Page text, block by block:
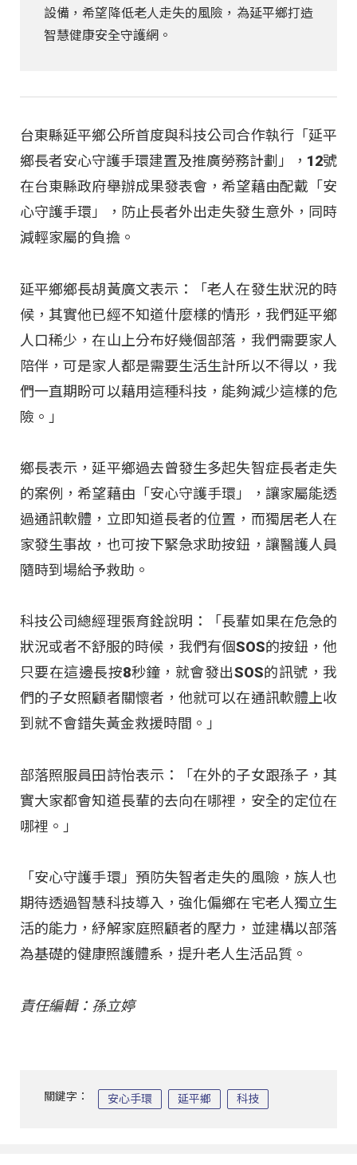
設備，希望降低老人走失的風險，為延平鄉打造
智慧健康安全守護網。
台東縣延平鄉公所首度與科技公司合作執行「延平
鄉長者安心守護手環建置及推廣勞務計劃」，12號
在台東縣政府舉辦成果發表會，希望藉由配戴「安
心守護手環」，防止長者外出走失發生意外，同時
減輕家屬的負擔。
延平鄉鄉長胡黃廣文表示：「老人在發生狀況的時
候，其實他已經不知道什麼樣的情形，我們延平鄉
人口稀少，在山上分布好幾個部落，我們需要家人
陪伴，可是家人都是需要生活生計所以不得以，我
們一直期盼可以藉用這種科技，能夠減少這樣的危
險。」
鄉長表示，延平鄉過去曾發生多起失智症長者走失
的案例，希望藉由「安心守護手環」，讓家屬能透
過通訊軟體，立即知道長者的位置，而獨居老人在
家發生事故，也可按下緊急求助按鈕，讓醫護人員
隨時到場給予救助。
科技公司總經理張育銓說明：「長輩如果在危急的
狀況或者不舒服的時候，我們有個SOS的按鈕，他
只要在這邊長按8秒鐘，就會發出SOS的訊號，我
們的子女照顧者關懷者，他就可以在通訊軟體上收
到就不會錯失黃金救援時間。」
部落照服員田詩怡表示：「在外的子女跟孫子，其
實大家都會知道長輩的去向在哪裡，安全的定位在
哪裡。」
「安心守護手環」預防失智者走失的風險，族人也
期待透過智慧科技導入，強化偏鄉在宅老人獨立生
活的能力，紓解家庭照顧者的壓力，並建構以部落
為基礎的健康照護體系，提升老人生活品質。
責任編輯：孫立婷
關鍵字： 安心手環 延平鄉 科技